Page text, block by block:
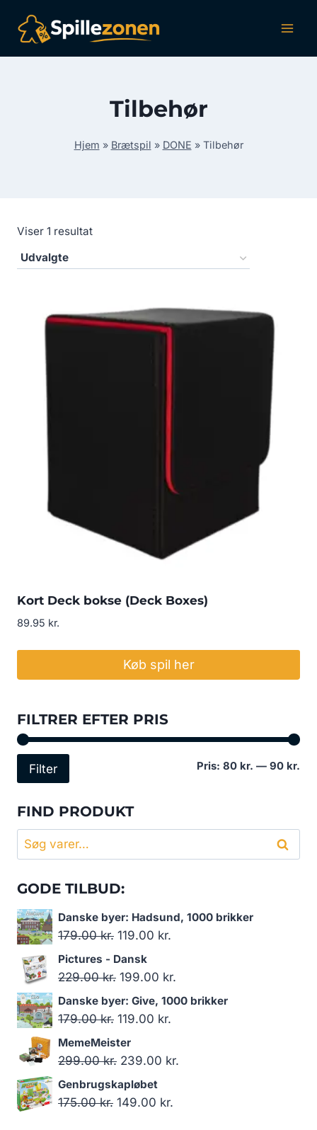
indhold
Tilbehør
Hjem » Brætspil » DONE » Tilbehør
Viser 1 resultat
Kort Deck bokse (Deck Boxes)
89.95 kr.
Køb spil her
FILTRER EFTER PRIS
Filter Pris: 80 kr. — 90 kr.
FIND PRODUKT
Søg
efter:
Søg
GODE TILBUD:
Danske byer: Hadsund, 1000 brikker
179.00kr. Den
oprindelige
pris
179.00 kr..
119.00 kr.
pris
Pictures - Dansk
229.00kr. Den
oprindelige
pris
229.00 kr..
199.00 kr.
aktuelle
Danske byer: Give, 1000 brikker
179.00kr. Den
oprindelige
pris
179.00 kr..
119.00 kr.
pris
MemeMeister
299.00kr. Den
oprindelige
pris
239.00 kr.
Genbrugskapløbet
175.00kr. Den
149.00 kr.